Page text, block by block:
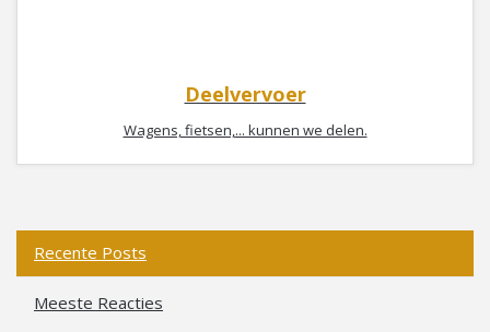
Deelvervoer
Wagens, fietsen,... kunnen we delen.
Recente Posts
Meeste Reacties